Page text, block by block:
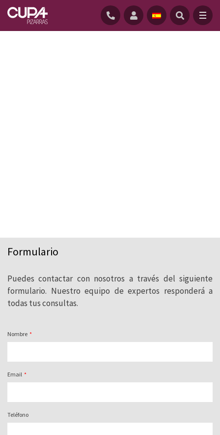
¿Necesitas asesoramiento? Ponte en
profesionales de la pizarra natural está a
tu disposición.
Formulario
Puedes contactar con nosotros a través del siguiente
formulario. Nuestro equipo de expertos responderá a
todas tus consultas.
Nombre
Email
Teléfono